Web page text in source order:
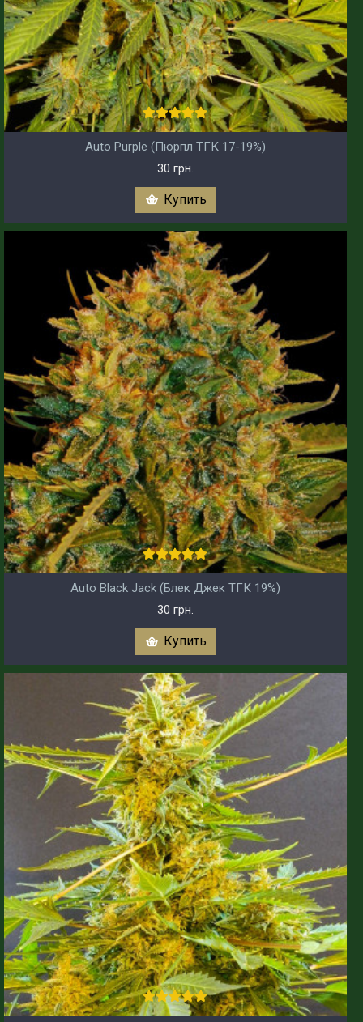
Auto Purple (Пюрпл ТГК 17-19%)
30 грн.
Купить
Auto Black Jack (Блек Джек ТГК 19%)
30 грн.
Купить